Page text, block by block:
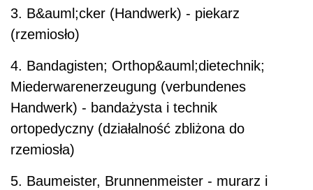
3. B&auml;cker (Handwerk) - piekarz
(rzemiosło)
4. Bandagisten; Orthop&auml;dietechnik;
Miederwarenerzeugung (verbundenes
Handwerk) - bandażysta i technik
ortopedyczny (działalność zbliżona do
rzemiosła)
5. Baumeister, Brunnenmeister - murarz i